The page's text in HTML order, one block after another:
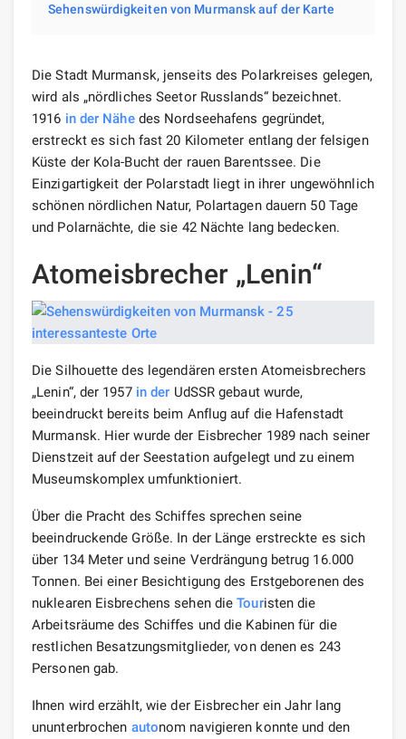
Sehenswürdigkeiten von Murmansk auf der Karte
Die Stadt Murmansk, jenseits des Polarkreises gelegen,
wird als „nördliches Seetor Russlands“ bezeichnet.
1916 in der Nähedes Nordseehafens gegründet,
erstreckt es sich fast 20 Kilometer entlang der felsigen
Küste der Kola-Bucht der rauen Barentssee. Die
Einzigartigkeit der Polarstadt liegt in ihrer ungewöhnlich
schönen nördlichen Natur, Polartagen dauern 50 Tage
und Polarnächte, die sie 42 Nächte lang bedecken.
Atomeisbrecher „Lenin“
Die Silhouette des legendären ersten Atomeisbrechers
„Lenin“, der 1957 in der UdSSR gebaut wurde,
beeindruckt bereits beim Anflug auf die Hafenstadt
Murmansk. Hier wurde der Eisbrecher 1989 nach seiner
Dienstzeit auf der Seestation aufgelegt und zu einem
Museumskomplex umfunktioniert.
Über die Pracht des Schiffes sprechen seine
beeindruckende Größe. In der Länge erstreckte es sich
über 134 Meter und seine Verdrängung betrug 16.000
Tonnen. Bei einer Besichtigung des Erstgeborenen des
nuklearen Eisbrechens sehen dieTouristen die
Arbeitsräume des Schiffes und die Kabinen für die
restlichen Besatzungsmitglieder, von denen es 243
Personen gab.
Ihnen wird erzählt, wie der Eisbrecher ein Jahr lang
ununterbrochen autonom navigieren konnte und den